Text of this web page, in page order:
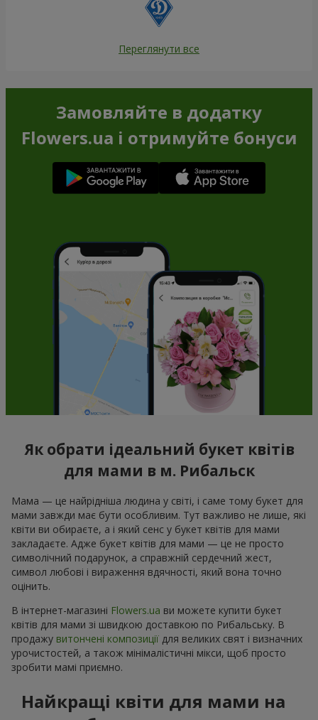
Переглянути все
Замовляйте в додатку
Flowers.ua і отримуйте бонуси
Як обрати ідеальний букет квітів
для мами в м. Рибальск
Мама — це найрідніша людина у світі, і саме тому букет для
мами завжди має бути особливим. Тут важливо не лише, які
квіти ви обираєте, а і який сенс у букет квітів для мами
закладаєте. Адже букет квітів для мами — це не просто
символічний подарунок, а справжній сердечний жест,
символ любові і вираження вдячності, який вона точно
оцінить.
В інтернет-магазині Flowers.ua ви можете купити букет
квітів для мами зі швидкою доставкою по Рибальську. В
продажу витончені композиції для великих свят і визначних
урочистостей, а також мінімалістичні мікси, щоб просто
зробити мамі приємно.
Найкращі квіти для мами на